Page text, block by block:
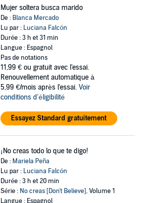
Mujer soltera busca marido
De : Blanca Mercado
Lu par : Luciana Falcón
Durée : 3 h et 31 min
Langue : Espagnol
Pas de notations
11,99 € ou gratuit avec l'essai.
Renouvellement automatique à
5,99 €/mois après l'essai. Voir
conditions d'éligibilité
Essayez Standard gratuitement
¡No creas todo lo que te digo!
De : Mariela Peña
Lu par : Luciana Falcón
Durée : 3 h et 20 min
Série : No creas [Don't Believe], Volume 1
Langue : Espagnol